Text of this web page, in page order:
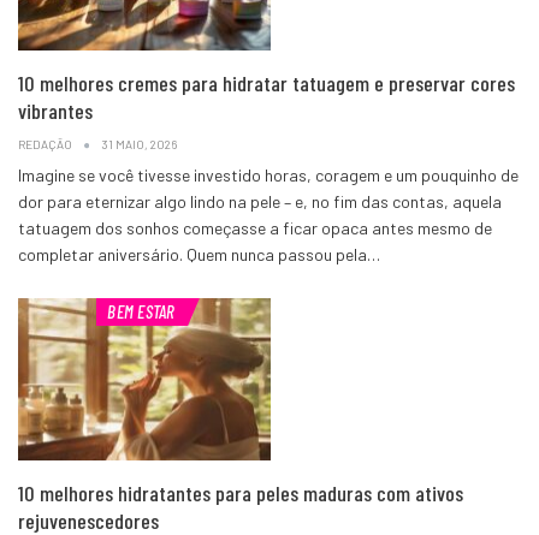
10 melhores cremes para hidratar tatuagem e preservar cores
vibrantes
REDAÇÃO 31 MAIO, 2026
Imagine se você tivesse investido horas, coragem e um pouquinho de
dor para eternizar algo lindo na pele – e, no fim das contas, aquela
tatuagem dos sonhos começasse a ficar opaca antes mesmo de
completar aniversário. Quem nunca passou pela…
BEM ESTAR
10 melhores hidratantes para peles maduras com ativos
rejuvenescedores